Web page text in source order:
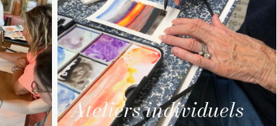
Ateliers individuels